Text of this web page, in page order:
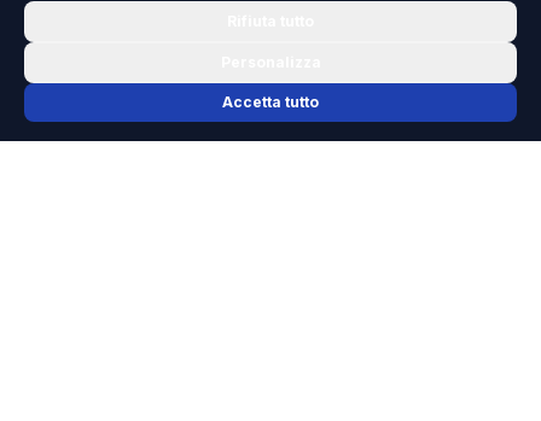
Il nuovo braciere realizzato dal fabbro
Accetta tutto